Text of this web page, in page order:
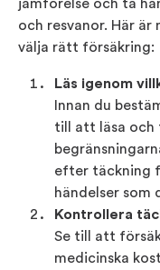
jämförelse och ta
och resvanor. Här
välja rätt försäkring:
Läs igenom
Innan du
till att läsa och
efter täckning
händelser som
Kontrollera
Se till att
medicinska